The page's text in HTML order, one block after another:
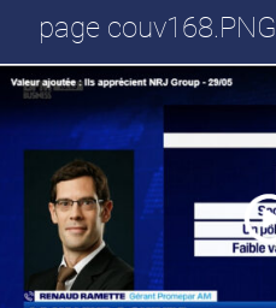
page couv168.PNG